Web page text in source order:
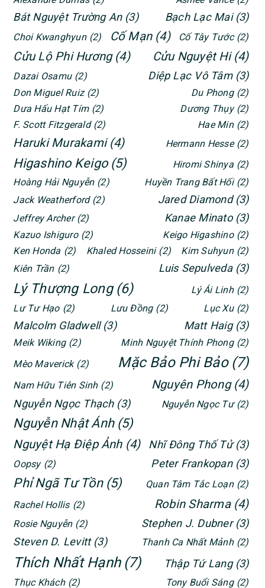
Bát Nguyệt Trường An (3) Bạch Lạc Mai (3)
Choi Kwanghyun (2) Cố Mạn (4) Cố Tây Tước (2)
Cửu Lộ Phi Hương (4) Cửu Nguyệt Hi (4)
Dazai Osamu (2) Diệp Lạc Vô Tâm (3)
Don Miguel Ruiz (2) Du Phong (2)
Dưa Hấu Hạt Tím (2) Dương Thụy (2)
F. Scott Fitzgerald (2) Hae Min (2)
Haruki Murakami (4) Hermann Hesse (2)
Higashino Keigo (5) Hiromi Shinya (2)
Hoàng Hải Nguyễn (2) Huyền Trang Bất Hối (2)
Jack Weatherford (2) Jared Diamond (3)
Jeffrey Archer (2) Kanae Minato (3)
Kazuo Ishiguro (2) Keigo Higashino (2)
Ken Honda (2) Khaled Hosseini (2) Kim Suhyun (2)
Kiên Trần (2) Luis Sepulveda (3)
Lý Thượng Long (6) Lý Ái Linh (2)
Lư Tư Hạo (2) Lưu Đồng (2) Lục Xu (2)
Malcolm Gladwell (3) Matt Haig (3)
Meik Wiking (2) Minh Nguyệt Thính Phong (2)
Mèo Maverick (2) Mặc Bảo Phi Bảo (7)
Nam Hữu Tiên Sinh (2) Nguyên Phong (4)
Nguyễn Ngọc Thạch (3) Nguyễn Ngọc Tư (2)
Nguyễn Nhật Ánh (5)
Nguyệt Hạ Điệp Ảnh (4) Nhĩ Đông Thố Tử (3)
Oopsy (2) Peter Frankopan (3)
Phỉ Ngã Tư Tồn (5) Quan Tâm Tắc Loạn (2)
Rachel Hollis (2) Robin Sharma (4)
Rosie Nguyễn (2) Stephen J. Dubner (3)
Steven D. Levitt (3) Thanh Ca Nhất Mảnh (2)
Thích Nhất Hạnh (7) Thập Tứ Lang (3)
Thục Khách (2) Tony Buổi Sáng (2)